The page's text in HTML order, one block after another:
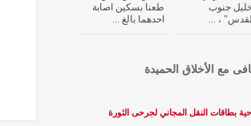
طعنا بسكين اصابة
احدهما بالغ ...
جنوب
، ...
مع الأخلاق الحميدة
بطاقات النقل المجاني لجرحى الثورة